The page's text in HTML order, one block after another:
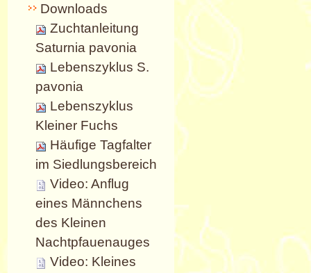
Downloads
Zuchtanleitung
Saturnia pavonia
Lebenszyklus S.
pavonia
Lebenszyklus
Kleiner Fuchs
Häufige Tagfalter
im Siedlungsbereich
Video: Anflug
eines Männchens
des Kleinen
Nachtpfauenauges
Video: Kleines